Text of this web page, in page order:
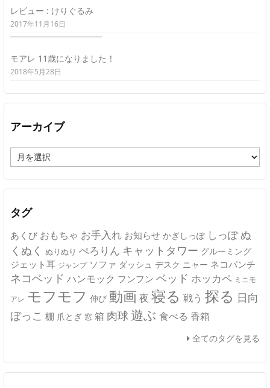
レビュー : けりぐるみ
2017年11月16日
モアレ 11歳になりました！
2018年5月28日
アーカイブ
ー
カ
イ
タグ
あくび おもちゃ お手入れ お知らせ かぎしっぽ しっぽ ぬ
くぬく ぬりぬり ぺろりん キャットタワー グルーミング
ジェット耳 ジャンプ ソファ ダッシュ デスク ニャー ネコパンチ
ネコベッド ハンモック フンフン ベッド ホッカペ ミニモ
アレ モフモフ 伸び 動画 夜 寝る 戦う 探る 日向
ぼっこ 棚 爪とぎ 窓 箱 肉球 遊ぶ 食べる 香箱
全てのタグを見る